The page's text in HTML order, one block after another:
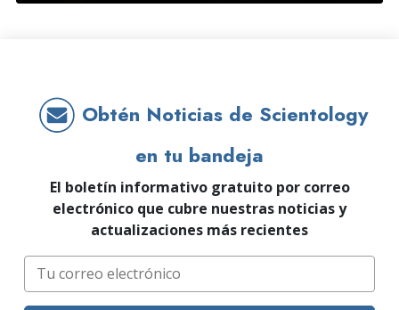
Obtén Noticias de Scientology
en tu bandeja
El boletín informativo gratuito por correo
electrónico que cubre nuestras noticias y
actualizaciones más recientes